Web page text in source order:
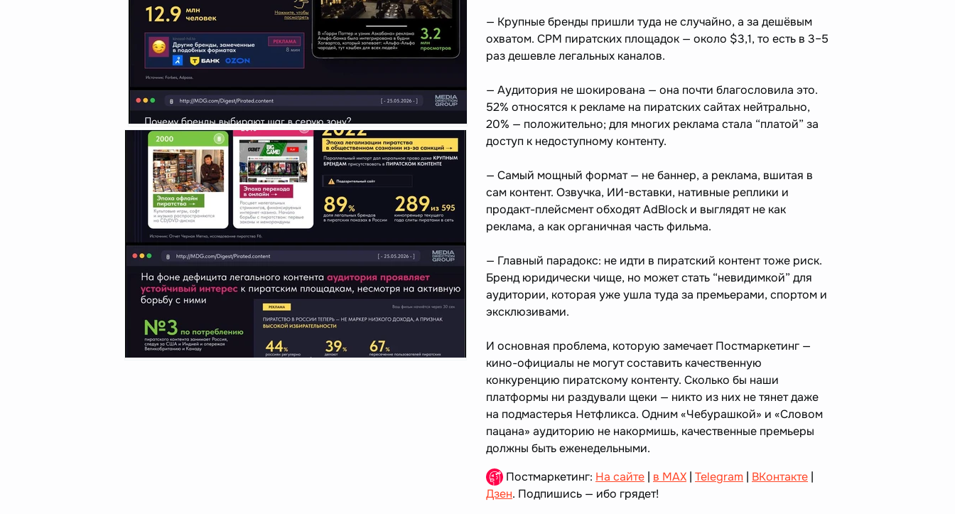
— Крупные бренды пришли туда не случайно, а за дешёвым
охватом. CPM пиратских площадок — около $3,1, то есть в 3–5
раз дешевле легальных каналов.
— Аудитория не шокирована — она почти благословила это.
52% относятся к рекламе на пиратских сайтах нейтрально,
20% — положительно; для многих реклама стала “платой” за
доступ к недоступному контенту.
— Самый мощный формат — не баннер, а реклама, вшитая в
сам контент. Озвучка, ИИ-вставки, нативные реплики и
продакт-плейсмент обходят AdBlock и выглядят не как
реклама, а как органичная часть фильма.
— Главный парадокс: не идти в пиратский контент тоже риск.
Бренд юридически чище, но может стать “невидимкой” для
аудитории, которая уже ушла туда за премьерами, спортом и
эксклюзивами.
И основная проблема, которую замечает Постмаркетинг —
кино-официалы не могут составить качественную
конкуренцию пиратскому контенту. Сколько бы наши
платформы ни раздували щеки — никто из них не тянет даже
на подмастерья Нетфликса. Одним «Чебурашкой» и «Словом
пацана» аудиторию не накормишь, качественные премьеры
должны быть еженедельными.
Постмаркетинг: На сайте | в MAX | Telegram | ВКонтакте |
Дзен. Подпишись — ибо грядет!